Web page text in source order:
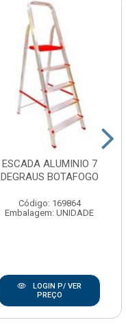
ESCADA ALUMINIO 7
DEGRAUS BOTAFOGO
Código: 169864
Embalagem: UNIDADE
LOGIN P/ VER
PREÇO